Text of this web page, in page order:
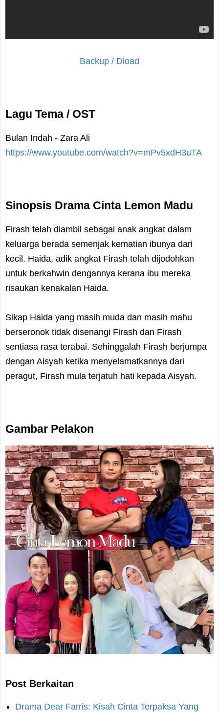
Backup / Dload
Lagu Tema / OST
Bulan Indah - Zara Ali
https://www.youtube.com/watch?v=mPv5xdH3uTA
Sinopsis Drama Cinta Lemon Madu
Firash telah diambil sebagai anak angkat dalam
keluarga berada semenjak kematian ibunya dari
kecil. Haida, adik angkat Firash telah dijodohkan
untuk berkahwin dengannya kerana ibu mereka
risaukan kenakalan Haida.
Sikap Haida yang masih muda dan masih mahu
berseronok tidak disenangi Firash dan Firash
sentiasa rasa terabai. Sehinggalah Firash berjumpa
dengan Aisyah ketika menyelamatkannya dari
peragut, Firash mula terjatuh hati kepada Aisyah.
Gambar Pelakon
Post Berkaitan
Drama Dear Farris: Kisah Cinta Terpaksa Yang